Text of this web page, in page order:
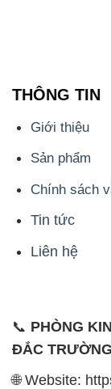
THÔNG TIN
Giới thiệu
Sản phẩm
Chính sách
Tin tức
Liên hệ
📞 PHÒNG
ĐẮC
🌐 Website: